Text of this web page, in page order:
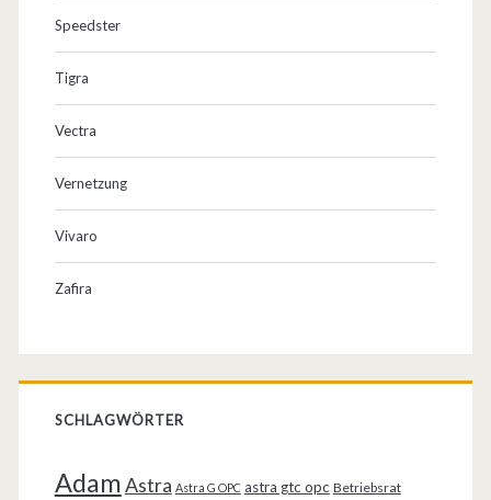
Speedster
Tigra
Vectra
Vernetzung
Vivaro
Zafira
SCHLAGWÖRTER
AdamAstra Astra G OPC astra gtc opc Betriebsrat